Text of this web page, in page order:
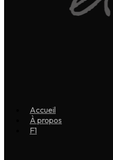
Accueil
À propos
F1